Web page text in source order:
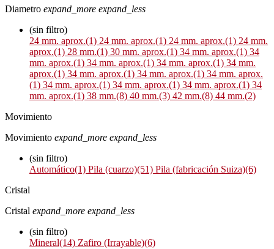
Diametro expand_more expand_less
(sin filtro)
24 mm. aprox.(1) 24 mm. aprox.(1) 24 mm. aprox.(1) 24 mm.
aprox.(1) 28 mm.(1) 30 mm. aprox.(1) 34 mm. aprox.(1) 34
mm. aprox.(1) 34 mm. aprox.(1) 34 mm. aprox.(1) 34 mm.
aprox.(1) 34 mm. aprox.(1) 34 mm. aprox.(1) 34 mm. aprox.
(1) 34 mm. aprox.(1) 34 mm. aprox.(1) 34 mm. aprox.(1) 34
mm. aprox.(1) 38 mm.(8) 40 mm.(3) 42 mm.(8) 44 mm.(2)
Movimiento
Movimiento expand_more expand_less
(sin filtro)
Automático(1) Pila (cuarzo)(51) Pila (fabricación Suiza)(6)
Cristal
Cristal expand_more expand_less
(sin filtro)
Mineral(14) Zafiro (Irrayable)(6)